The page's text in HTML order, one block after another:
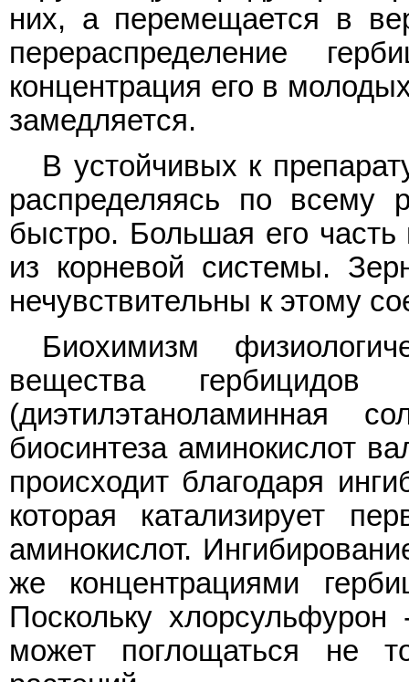
них, а перемещается в
перераспределение
концентрация его в
замедляется.
В устойчивых к
распределяясь по всему
быстро. Большая его
из корневой системы.
нечувствительны к этому
Биохимизм
вещества
(диэтилэтаноламинная
биосинтеза аминокислот
происходит благодаря
которая катализирует
аминокислот.
же концентрациями
Поскольку
может поглощаться не